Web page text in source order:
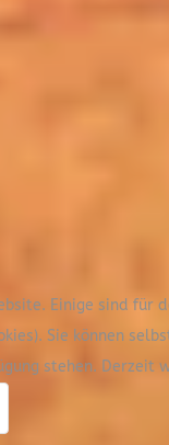
Einige sind
Sie können
stehen.